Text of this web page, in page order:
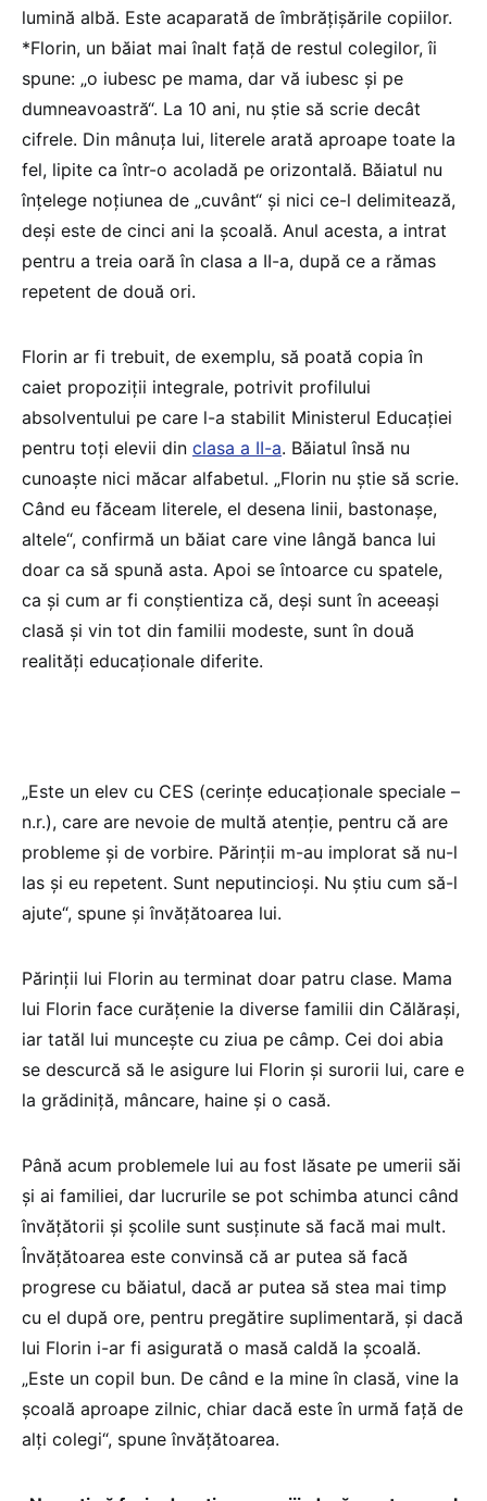
lumină albă. Este acaparată de îmbrățișările copiilor.
*Florin, un băiat mai înalt față de restul colegilor, îi
spune: „o iubesc pe mama, dar vă iubesc și pe
dumneavoastră“. La 10 ani, nu știe să scrie decât
cifrele. Din mânuța lui, literele arată aproape toate la
fel, lipite ca într-o acoladă pe orizontală. Băiatul nu
înțelege noțiunea de „cuvânt“ și nici ce-l delimitează,
deși este de cinci ani la școală. Anul acesta, a intrat
pentru a treia oară în clasa a II-a, după ce a rămas
repetent de două ori.
Florin ar fi trebuit, de exemplu, să poată copia în
caiet propoziții integrale, potrivit profilului
absolventului pe care l-a stabilit Ministerul Educației
pentru toți elevii din clasa a II-a. Băiatul însă nu
cunoaște nici măcar alfabetul. „Florin nu știe să scrie.
Când eu făceam literele, el desena linii, bastonașe,
altele“, confirmă un băiat care vine lângă banca lui
doar ca să spună asta. Apoi se întoarce cu spatele,
ca și cum ar fi conștientiza că, deși sunt în aceeași
clasă și vin tot din familii modeste, sunt în două
realități educaționale diferite.
„Este un elev cu CES (cerințe educaționale speciale –
n.r.), care are nevoie de multă atenție, pentru că are
probleme și de vorbire. Părinții m-au implorat să nu-l
las și eu repetent. Sunt neputincioși. Nu știu cum să-l
ajute“, spune și învățătoarea lui.
Părinții lui Florin au terminat doar patru clase. Mama
lui Florin face curățenie la diverse familii din Călărași,
iar tatăl lui muncește cu ziua pe câmp. Cei doi abia
se descurcă să le asigure lui Florin și surorii lui, care e
la grădiniță, mâncare, haine și o casă.
Până acum problemele lui au fost lăsate pe umerii săi
și ai familiei, dar lucrurile se pot schimba atunci când
învățătorii și școlile sunt susținute să facă mai mult.
Învățătoarea este convinsă că ar putea să facă
progrese cu băiatul, dacă ar putea să stea mai timp
cu el după ore, pentru pregătire suplimentară, și dacă
lui Florin i-ar fi asigurată o masă caldă la școală.
„Este un copil bun. De când e la mine în clasă, vine la
școală aproape zilnic, chiar dacă este în urmă față de
alți colegi“, spune învățătoarea.